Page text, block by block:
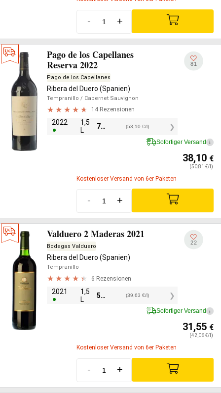
- +
Pago de los Capellanes
Reserva 2022
Pago de los Capellanes
Ribera del Duero (Spanien)
Tempranillo / Cabernet Sauvignon
14 Rezensionen
2022
1,5
L
79,65 (53,10 €/l)
81
Sofortiger Versand i
38,10 €
(50,81 €/l)
Kostenloser Versand von 6er Paketen
- +
Valduero 2 Maderas 2021
Bodegas Valduero
Ribera del Duero (Spanien)
Tempranillo
6 Rezensionen
2021
1,5
L
59,45 (39,63 €/l)
22
Sofortiger Versand i
31,55 €
(42,06 €/l)
Kostenloser Versand von 6er Paketen
- +